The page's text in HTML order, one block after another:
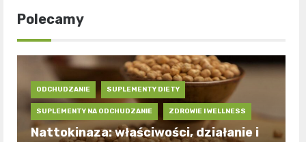
Polecamy
ODCHUDZANIE SUPLEMENTY DIETY
SUPLEMENTY NA ODCHUDZANIE ZDROWIE I WELLNESS
Nattokinaza: właściwości, działanie i